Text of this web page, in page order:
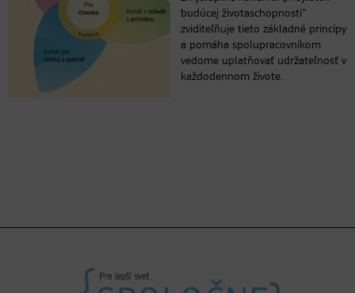
budúcej životaschopnosti“
zviditeľňuje tieto základné princípy
a pomáha spolupracovníkom
vedome uplatňovať udržateľnosť v
každodennom živote.